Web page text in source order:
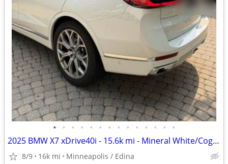
• • • • • • • • • • • • • •
2025 BMW X7 xDrive40i - 15.6k mi - Mineral White/Cognac - $74,495
8/9 16k mi Minneapolis / Edina